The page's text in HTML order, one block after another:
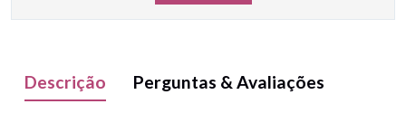
Descrição Perguntas & Avaliações